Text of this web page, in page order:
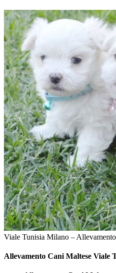
Viale Tunisia Milano –
Allevamento Cani Maltese Viale